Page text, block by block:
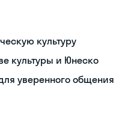
культуру
культуры и Юнеско
уверенного общения